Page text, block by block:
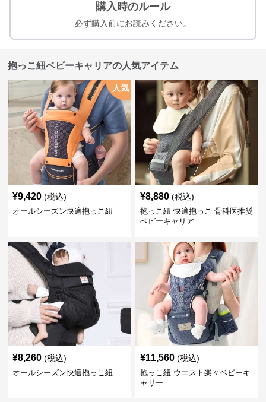
購入時のルール
必ず購入前にお読みください。
抱っこ紐ベビーキャリアの人気アイテム
人気
¥9,420 (税込)
オールシーズン快適抱っこ紐
¥8,880 (税込)
抱っこ紐 快適抱っこ 骨科医推奨
ベビーキャリア
¥8,260 (税込)
オールシーズン快適抱っこ紐
¥11,560 (税込)
抱っこ紐 ウエスト楽々ベビーキ
ャリー